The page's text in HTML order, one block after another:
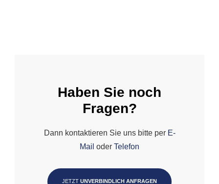
Haben Sie noch
Fragen?
Dann kontaktieren Sie uns bitte per E-
Mail oder Telefon
JETZT UNVERBINDLICH ANFRAGEN